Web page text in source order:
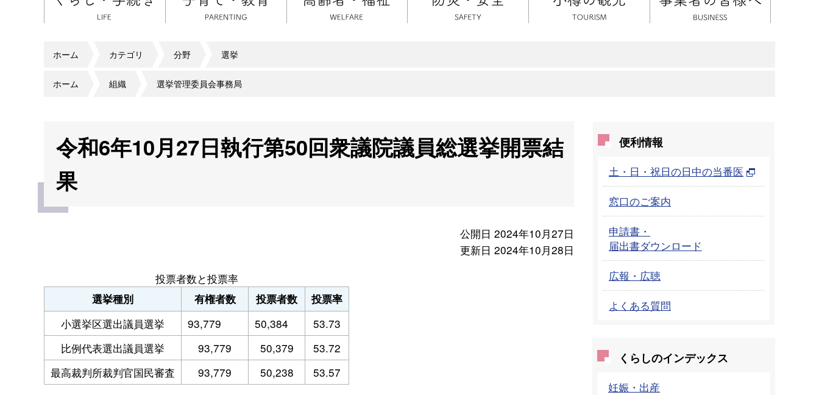
ホーム カテゴリ 分野 選挙
ホーム 組織 選挙管理委員会事務局
令和6年10月27日執行第50回衆議院議員総選挙開票結
果
公開日 2024年10月27日
更新日 2024年10月28日
投票者数と投票率
選挙種別 有権者数 投票者数 投票率
小選挙区選出議員選挙 93,779 50,384
53.73
比例代表選出議員選挙
93,779 50,379
53.72
最高裁判所裁判官国民審査
93,779 50,238 53.57
便利情報
土・日・祝日の日中の当番医
窓口のご案内
申請書・
届出書ダウンロード
広報・広聴
よくある質問
くらしのインデックス
妊娠・出産